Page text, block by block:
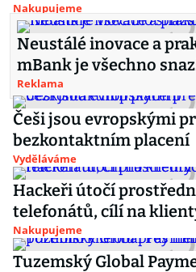
Nakupujeme
Neustálé inovace a
mBank je všechno
Reklama
Češi jsou evropskými
bezkontaktním placení
Vyděláváme
Hackeři útočí
telefonátů, cílí na
Nakupujeme
Tuzemský Global